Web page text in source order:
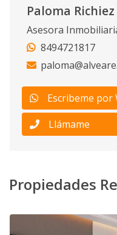
Paloma Richiez
Asesora
8494721817
Escribeme por
Llámame
Propiedades